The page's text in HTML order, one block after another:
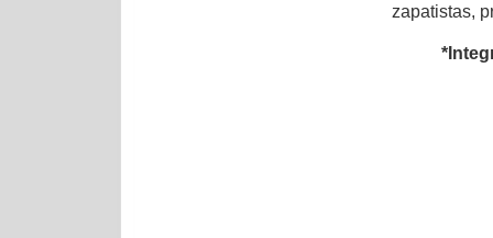
zapatistas,